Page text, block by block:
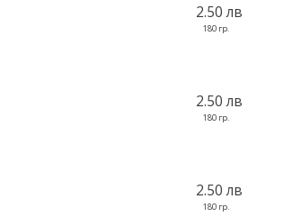
2.50 лв
180 гр.
2.50 лв
180 гр.
2.50 лв
180 гр.